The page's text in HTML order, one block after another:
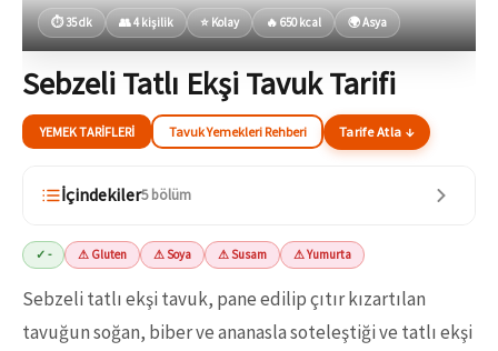
⏱ 35 dk 👥 4 kişilik ⭐ Kolay 🔥 650 kcal 🌍 Asya
Sebzeli Tatlı Ekşi Tavuk Tarifi
YEMEK TARIFLERI Tavuk Yemekleri Rehberi Tarife Atla ↓
İçindekiler5 bölüm
✓ - ⚠ Gluten ⚠ Soya ⚠ Susam ⚠ Yumurta
Sebzeli tatlı ekşi tavuk, pane edilip çıtır kızartılan
tavuğun soğan, biber ve ananasla soteleştiği ve tatlı ekşi